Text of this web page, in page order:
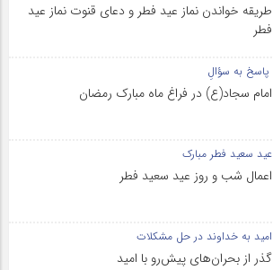
طریقه خواندن نماز عید فطر و دعای قنوت نماز عید
فطر
پاسخ به سؤالِ
امام سجاد(ع) در فراغ ماه مبارک رمضان
عید سعید فطر مبارک
اعمال شب و روز عید سعید فطر
امید به خداوند در حل مشکلات
گذر از بحران‌های پیش‌رو با امید